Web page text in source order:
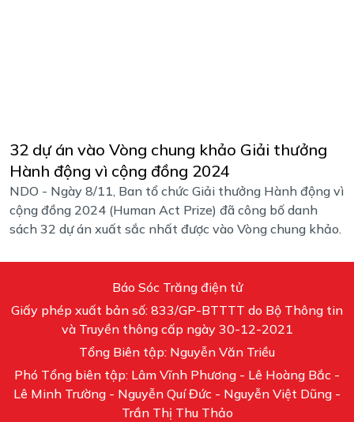
32 dự án vào Vòng chung khảo Giải thưởng
Hành động vì cộng đồng 2024
NDO - Ngày 8/11, Ban tổ chức Giải thưởng Hành động vì
cộng đồng 2024 (Human Act Prize) đã công bố danh
sách 32 dự án xuất sắc nhất được vào Vòng chung khảo.
Báo Sóc Trăng điện tử
Giấy phép xuất bản số: 833/GP-BTTTT do Bộ Thông tin
và Truyền thông cấp ngày 30-12-2021
Tổng Biên tập: Nguyễn Văn Triều
Phó Tổng biên tập: Lâm Vĩnh Phương - Lê Hoàng Bắc -
Lê Minh Trường - Nguyễn Quí Đức - Nguyễn Việt Dũng -
Trần Thị Thu Thảo